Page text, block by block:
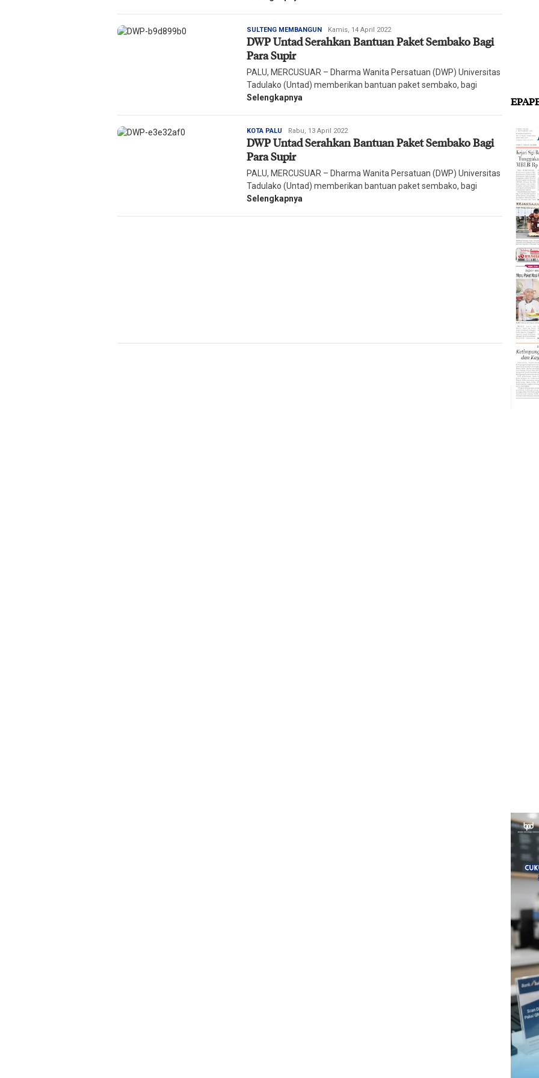
SULTENG MEMBANGUNRedaksi
Harian
Mercusuar
Kamis, 14 April 2022
DWP Untad Serahkan Bantuan Paket Sembako Bagi
Para Supir
PALU, MERCUSUAR – Dharma Wanita Persatuan (DWP) Universitas
Tadulako (Untad) memberikan bantuan paket sembako, bagi
Selengkapnya
KOTA PALU Redaksi
Harian
Mercusuar
Rabu, 13 April 2022
DWP Untad Serahkan Bantuan Paket Sembako Bagi
Para Supir
PALU, MERCUSUAR – Dharma Wanita Persatuan (DWP) Universitas
Tadulako (Untad) memberikan bantuan paket sembako, bagi
Selengkapnya